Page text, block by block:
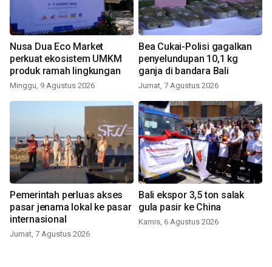
Nusa Dua Eco Market
perkuat ekosistem UMKM
produk ramah lingkungan
Minggu, 9 Agustus 2026
Bea Cukai-Polisi gagalkan
penyelundupan 10,1 kg
ganja di bandara Bali
Jumat, 7 Agustus 2026
Pemerintah perluas akses
pasar jenama lokal ke pasar
internasional
Jumat, 7 Agustus 2026
Bali ekspor 3,5 ton salak
gula pasir ke China
Kamis, 6 Agustus 2026